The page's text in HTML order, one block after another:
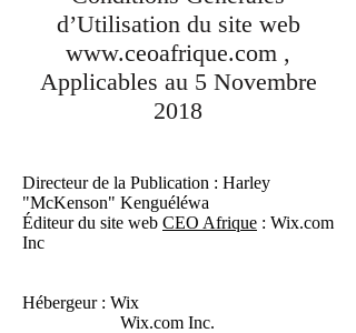
d’Utilisation du site web
www.ceoafrique.com ,
Applicables au 5 Novembre
2018
Directeur de la Publication : Harley
"McKenson" Kenguéléwa
Éditeur du site web CEO Afrique : Wix.com
Inc
Hébergeur : Wix
Wix.com Inc.